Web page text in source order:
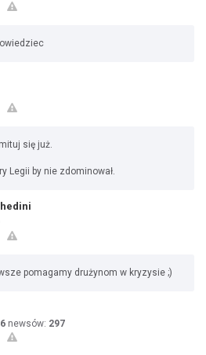
się już.
Legii by nie zdominował.
pomagamy drużynom w kryzysie ;)
newsów: 297